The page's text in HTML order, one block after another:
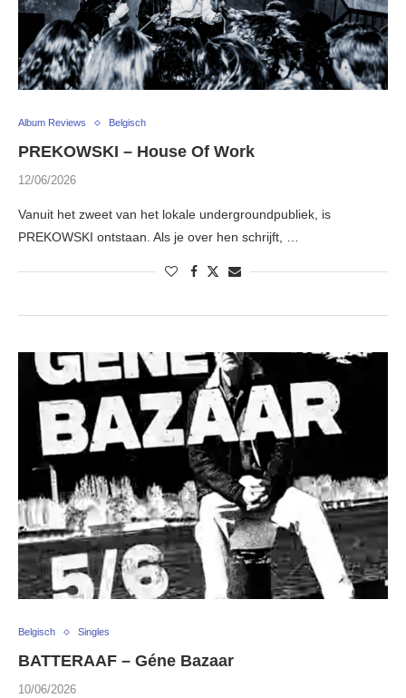
Album Reviews Belgisch
PREKOWSKI – House Of Work
12/06/2026
Vanuit het zweet van het lokale undergroundpubliek, is
PREKOWSKI ontstaan. Als je over hen schrijft, …
Belgisch Singles
BATTERAAF – Géne Bazaar
10/06/2026